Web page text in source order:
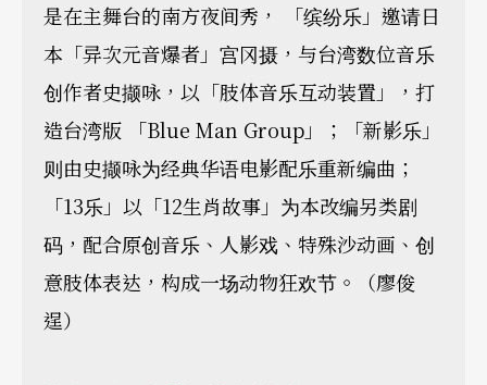
是在主舞台的南方夜间秀， 「缤纷乐」邀请日
本「异次元音爆者」宫冈摄，与台湾数位音乐
创作者史撷咏，以「肢体音乐互动装置」，打
造台湾版 「Blue Man Group」；「新影乐」
则由史撷咏为经典华语电影配乐重新编曲；
「13乐」以「12生肖故事」为本改编另类剧
码，配合原创音乐、人影戏、特殊沙动画、创
意肢体表达，构成一场动物狂欢节。（廖俊
逞）